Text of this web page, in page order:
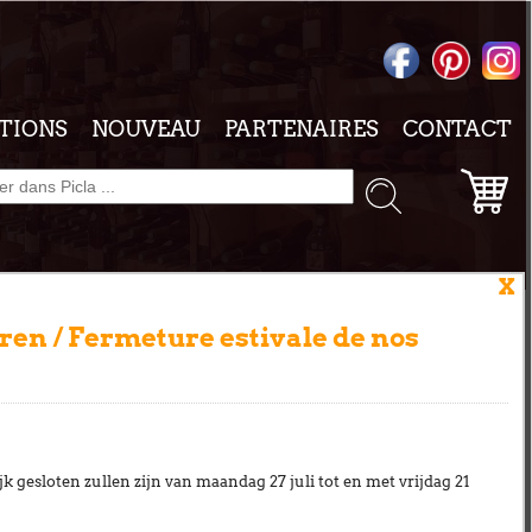
NOUVEAU PARTENAIRES CONTACT
X
/ Fermeture estivale de nos
gesloten zullen zijn van maandag 27 juli tot en met vrijdag 21